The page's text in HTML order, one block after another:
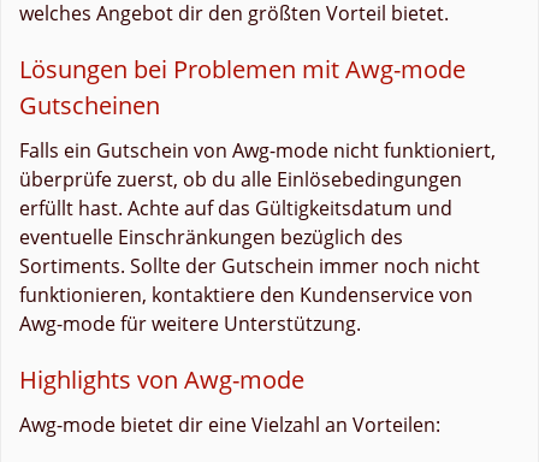
welches Angebot dir den größten Vorteil bietet.
Lösungen bei Problemen mit Awg-mode
Gutscheinen
Falls ein Gutschein von Awg-mode nicht funktioniert,
überprüfe zuerst, ob du alle Einlösebedingungen
erfüllt hast. Achte auf das Gültigkeitsdatum und
eventuelle Einschränkungen bezüglich des
Sortiments. Sollte der Gutschein immer noch nicht
funktionieren, kontaktiere den Kundenservice von
Awg-mode für weitere Unterstützung.
Highlights von Awg-mode
Awg-mode bietet dir eine Vielzahl an Vorteilen: